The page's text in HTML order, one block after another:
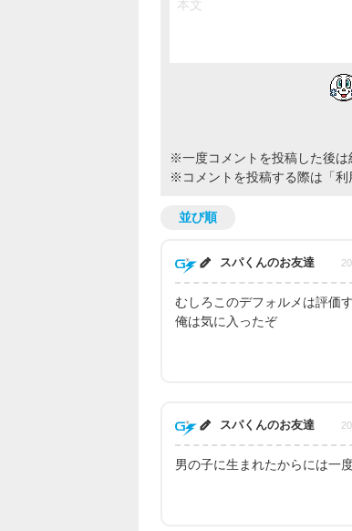
※一度コメントを投稿した後
※コメントを投稿する際は 「
並び順
スパくんのお友達
むしろこのデフォルメは評価
俺は気に入ったぞ
スパくんのお友達
男の子に生まれたからには一